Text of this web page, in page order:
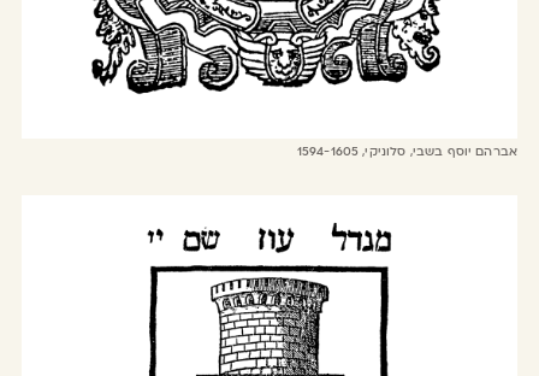
אברהם יוסף בשבי, סלוניקי, 1594-1605